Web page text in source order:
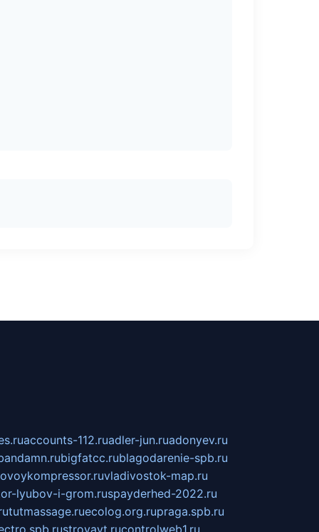
accounts-112.ruadler-jun.ruadonyev.ru
bigfatcc.rublagodarenie-spb.ru
vladivostok-map.ru
lyubov-i-grom.ruspayderhed-2022.ru
tutmassage.ruecolog.org.rupraga.spb.ru
stroyavt.rucontrolweb1.ru